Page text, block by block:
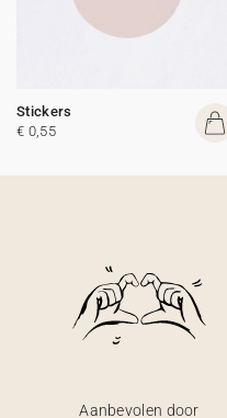
Stickers
€ 0,55
Aanbevolen door